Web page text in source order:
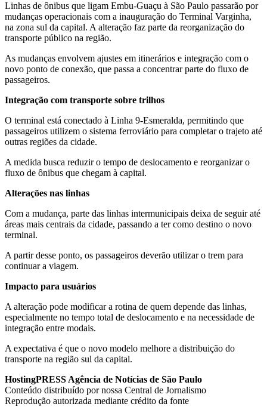
Linhas de ônibus que ligam Embu-Guaçu à São Paulo passarão por
mudanças operacionais com a inauguração do Terminal Varginha,
na zona sul da capital. A alteração faz parte da reorganização do
transporte público na região.
As mudanças envolvem ajustes em itinerários e integração com o
novo ponto de conexão, que passa a concentrar parte do fluxo de
passageiros.
Integração com transporte sobre trilhos
O terminal está conectado à Linha 9-Esmeralda, permitindo que
passageiros utilizem o sistema ferroviário para completar o trajeto até
outras regiões da cidade.
A medida busca reduzir o tempo de deslocamento e reorganizar o
fluxo de ônibus que chegam à capital.
Alterações nas linhas
Com a mudança, parte das linhas intermunicipais deixa de seguir até
áreas mais centrais da cidade, passando a ter como destino o novo
terminal.
A partir desse ponto, os passageiros deverão utilizar o trem para
continuar a viagem.
Impacto para usuários
A alteração pode modificar a rotina de quem depende das linhas,
especialmente no tempo total de deslocamento e na necessidade de
integração entre modais.
A expectativa é que o novo modelo melhore a distribuição do
transporte na região sul da capital.
HostingPRESS Agência de Notícias de São Paulo
Conteúdo distribuído por nossa Central de Jornalismo
Reprodução autorizada mediante crédito da fonte